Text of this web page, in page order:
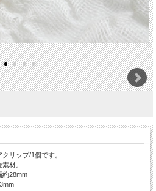
リップ/1個です。
材。
約28mm